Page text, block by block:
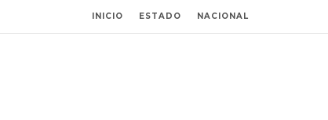
INICIO ESTADO NACIONAL